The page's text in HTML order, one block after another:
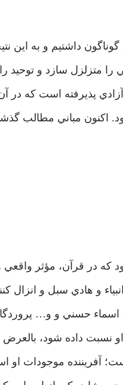
داشتيم و به اين
متزلزل سازد و توحيد را
پذيرفته است كه در
اكنون مباني مطالب
در قرآن، مؤثر واقعي
و هادي سبل و انزال
حسني و و… پروردگار
نسبت داده شود، بالعرض
آفريننده موجودات